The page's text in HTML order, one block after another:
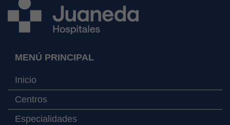
MENÚ PRINCIPAL
Inicio
Centros
Especialidades